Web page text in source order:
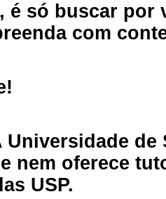
é só buscar por
com
Universidade
nem oferece
USP.